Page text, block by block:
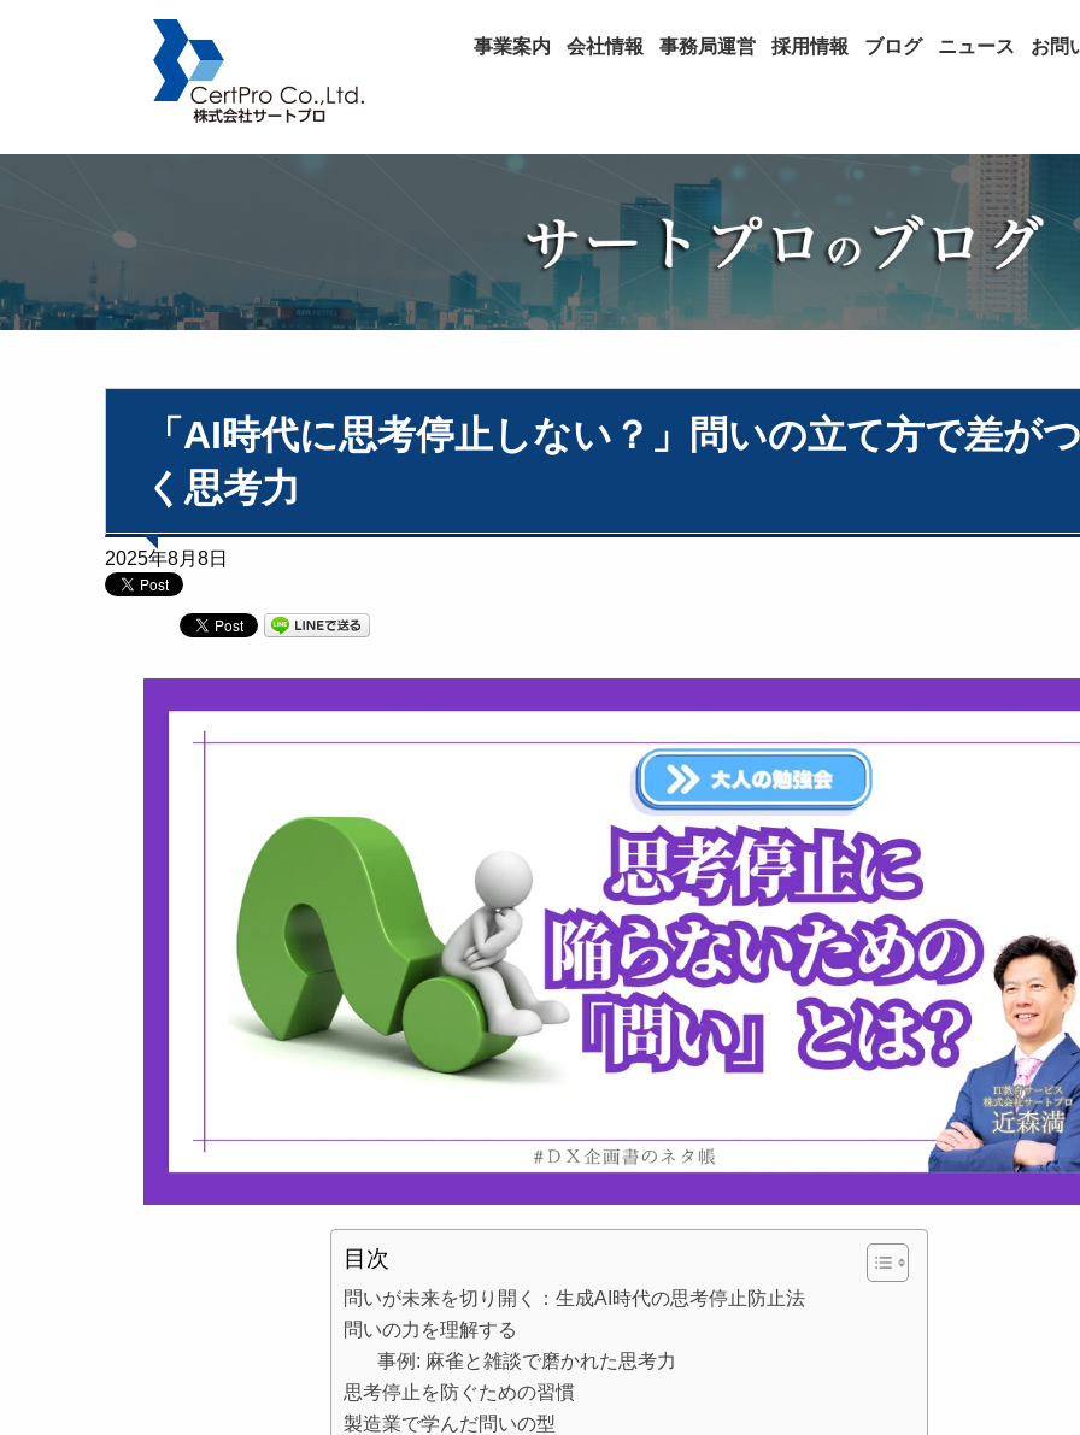
事業案内 会社情報 事務局運営 採用情報 ブログ ニュース お問
「AI時代に思考停止しない？」問いの立て方で差が
く思考力
2025年8月8日
目次
問いが未来を切り開く：生成AI時代の思考停止防止法
問いの力を理解する
事例: 麻雀と雑談で磨かれた思考力
思考停止を防ぐための習慣
製造業で学んだ問いの型